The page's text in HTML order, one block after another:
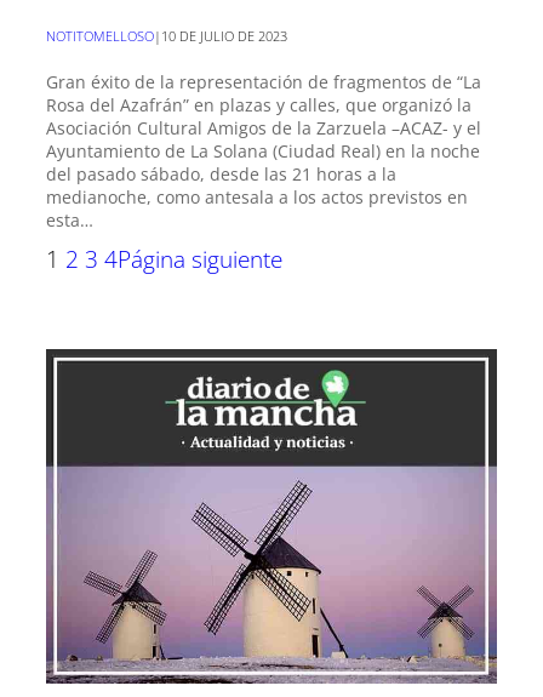
NOTITOMELLOSO| 10 DE JULIO DE 2023
Gran éxito de la representación de fragmentos de “La
Rosa del Azafrán” en plazas y calles, que organizó la
Asociación Cultural Amigos de la Zarzuela –ACAZ- y el
Ayuntamiento de La Solana (Ciudad Real) en la noche
del pasado sábado, desde las 21 horas a la
medianoche, como antesala a los actos previstos en
esta…
1 2 3 4Página siguiente